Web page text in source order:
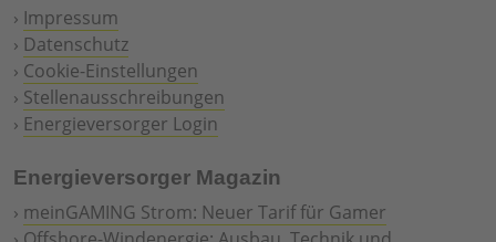
› Impressum
› Datenschutz
› Cookie-Einstellungen
› Stellenausschreibungen
› Energieversorger Login
Energieversorger Magazin
› meinGAMING Strom: Neuer Tarif für Gamer